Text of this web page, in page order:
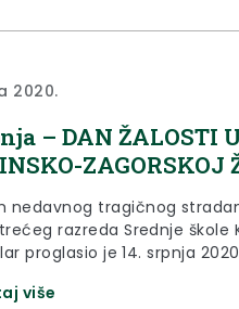
2020.
– DAN ŽALOSTI
ZAGORSKOJ
nedavnog tragičnog
razreda Srednje škole
proglasio je 14. srpnja
više